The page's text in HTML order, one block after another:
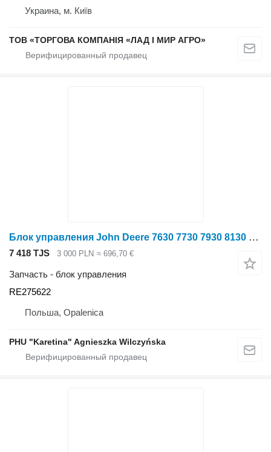
Украина, м. Київ
ТОВ «ТОРГОВА КОМПАНІЯ «ЛАД І МИР АГРО»
Блок управления John Deere 7630 7730 7930 8130 8230 9530 Модуль Контроллер Компьютер RE275622 для трактора колесного John Deere 7630 7730 7930 8130 8230 9530
7 418 TJS 3 000 PLN ≈ 696,70 €
Запчасть - блок управления
RE275622
Польша, Opalenica
PHU "Karetina" Agnieszka Wilczyńska